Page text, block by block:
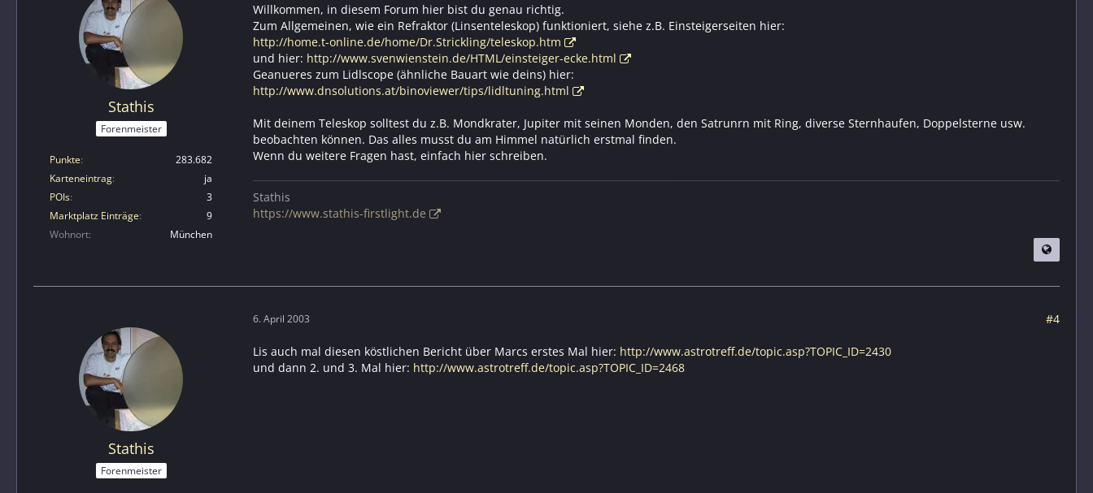
Stathis
Forenmeister
Punkte
283.682
Karteneintrag
ja
POIs
3
Marktplatz Einträge
9
Wohnort
München
Willkommen, in diesem Forum hier bist du genau richtig.
Zum Allgemeinen, wie ein Refraktor (Linsenteleskop) funktioniert, siehe z.B. Einsteigerseiten hier:
http://home.t-online.de/home/Dr.Strickling/teleskop.htm
und hier: http://www.svenwienstein.de/HTML/einsteiger-ecke.html
Geanueres zum Lidlscope (ähnliche Bauart wie deins) hier:
http://www.dnsolutions.at/binoviewer/tips/lidltuning.html
Mit deinem Teleskop solltest du z.B. Mondkrater, Jupiter mit seinen Monden, den Satrunrn mit Ring, diverse Sternhaufen, Doppelsterne usw.
beobachten können. Das alles musst du am Himmel natürlich erstmal finden.
Wenn du weitere Fragen hast, einfach hier schreiben.
Stathis
https://www.stathis-firstlight.de
Stathis
Forenmeister
6. April 2003 #4
Lis auch mal diesen köstlichen Bericht über Marcs erstes Mal hier: http://www.astrotreff.de/topic.asp?TOPIC_ID=2430
und dann 2. und 3. Mal hier: http://www.astrotreff.de/topic.asp?TOPIC_ID=2468